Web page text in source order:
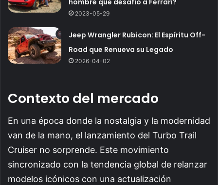
2023-05-29
Jeep Wrangler Rubicon: El Espíritu Off-
Road que Renueva su Legado
2026-04-02
Contexto del mercado
En una época donde la nostalgia y la modernidad
van de la mano, el lanzamiento del Turbo Trail
Cruiser no sorprende. Este movimiento
sincronizado con la tendencia global de relanzar
modelos icónicos con una actualización